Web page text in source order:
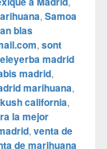
, Samoa
blas
, sont
madrid
madrid,
marihuana,
california,
la mejor
, venta de
de marihuana